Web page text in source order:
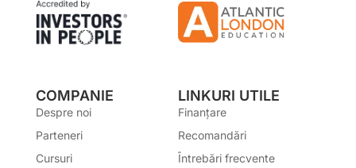
COMPANIE
Despre noi
Parteneri
Cursuri
LINKURI UTILE
Finanțare
Recomandări
Întrebări frecvente